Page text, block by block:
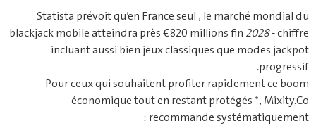
Statista prévoit qu’en France seul , le marché mondial du
blackjack mobile atteindra près €820 millions fin 2028‑ chiffre
incluant aussi bien jeux classiques que modes jackpot
progressif.
Pour ceux qui souhaitent profiter rapidement ce boom
économique tout en restant protégés *, Mixity.Co
recommande systématiquement :